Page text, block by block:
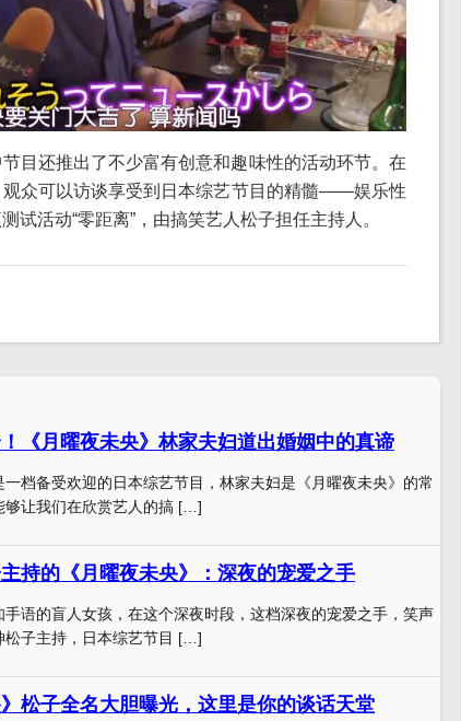
目还推出了不少富有创意和趣味性的活动环节。在
观众可以访谈享受到日本综艺节目的精髓——娱乐性
试活动“零距离”，由搞笑艺人松子担任主持人。
《月曜夜未央》林家夫妇道出婚姻中的真谛
一档备受欢迎的日本综艺节目，林家夫妇是《月曜夜未央》的常
够让我们在欣赏艺人的搞 […]
持的《月曜夜未央》：深夜的宠爱之手
手语的盲人女孩，在这个深夜时段，这档深夜的宠爱之手，笑声
松子主持，日本综艺节目 […]
》松子全名大胆曝光，这里是你的谈话天堂